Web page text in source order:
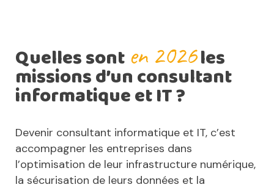
Quelles sont en 2026les
missions d’un consultant
informatique et IT ?
Devenir consultant informatique et IT, c’est
accompagner les entreprises dans
l’optimisation de leur infrastructure numérique,
la sécurisation de leurs données et la